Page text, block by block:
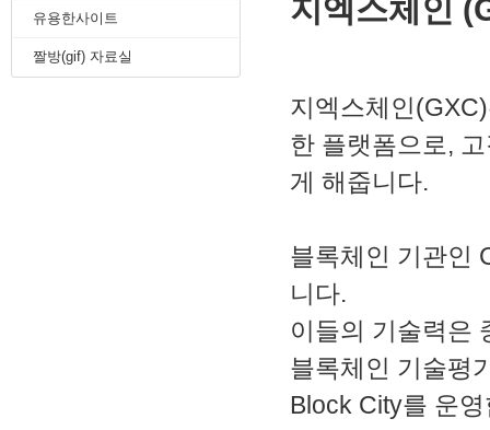
6. 헤드 앤 숄더 패턴
10. 엘리어트 파동
-------기술적 지표-------
1. MA - 이동평균선
2. MACD - 수렴확산지수
3. BOL - 볼린저밴드
6. IKH - 일목평균표
7. D.MOM - 듀얼 모멘텀
8. CCI - 채널지수
9. STOCH - 스토캐스틱
11. DMI - 방향운동지수
12. ADX - 평균방향지수
13. ADR - 등락비율
유용한사이트
짤방(gif) 자료실
지엑스체인
지엑스체인
한 플랫폼으로,
게 해줍니다.
블록체인 기관인
니다.
이들의 기술력은
블록체인 기술평
Block City를 운